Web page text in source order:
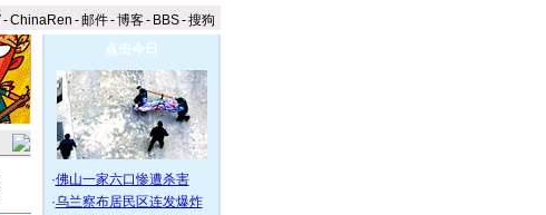
-ChinaRen -邮件-博客- BBS-搜狗
点击今日
·佛山一家六口惨遭杀害
·乌兰察布居民区连发爆炸